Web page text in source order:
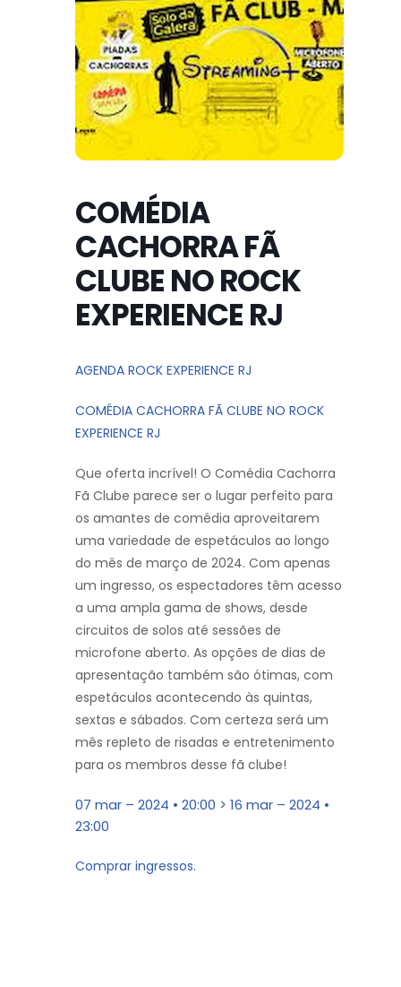
COMÉDIA
CACHORRA FÃ
CLUBE NO ROCK
EXPERIENCE RJ
AGENDA ROCK EXPERIENCE RJ
COMÉDIA CACHORRA FÃ CLUBE NO ROCK
EXPERIENCE RJ
Que oferta incrível! O Comédia Cachorra
Fã Clube parece ser o lugar perfeito para
os amantes de comédia aproveitarem
uma variedade de espetáculos ao longo
do mês de março de 2024. Com apenas
um ingresso, os espectadores têm acesso
a uma ampla gama de shows, desde
circuitos de solos até sessões de
microfone aberto. As opções de dias de
apresentação também são ótimas, com
espetáculos acontecendo às quintas,
sextas e sábados. Com certeza será um
mês repleto de risadas e entretenimento
para os membros desse fã clube!
07 mar – 2024 • 20:00 > 16 mar – 2024 •
23:00
Comprar ingressos.